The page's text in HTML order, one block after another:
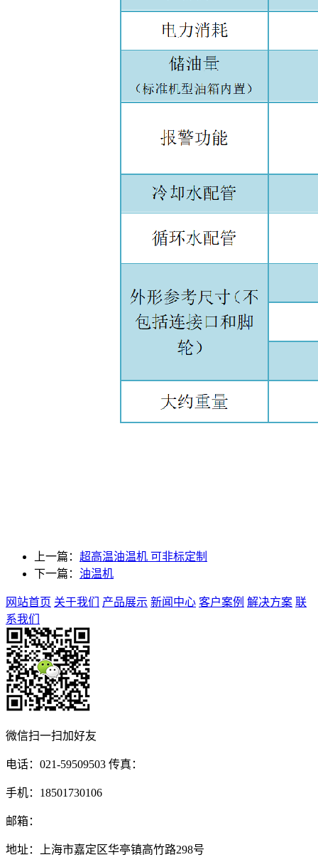
上一篇： 超高温油温机 可非标定制
下一篇： 油温机
网站首页 关于我们 产品展示 新闻中心 客户案例 解决方案 联
系我们
微信扫一扫加好友
电话：021-59509503 传真：
手机：18501730106
邮箱：
地址：上海市嘉定区华亭镇高竹路298号